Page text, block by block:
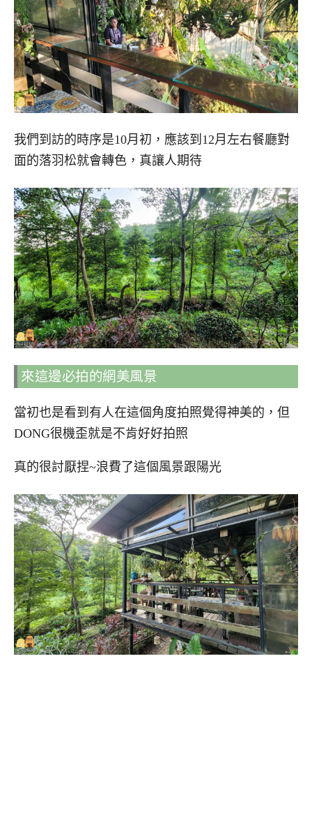
我們到訪的時序是10月初，應該到12月左右餐廳對
面的落羽松就會轉色，真讓人期待
來這邊必拍的網美風景
當初也是看到有人在這個角度拍照覺得神美的，但
DONG很機歪就是不肯好好拍照
真的很討厭捏~浪費了這個風景跟陽光